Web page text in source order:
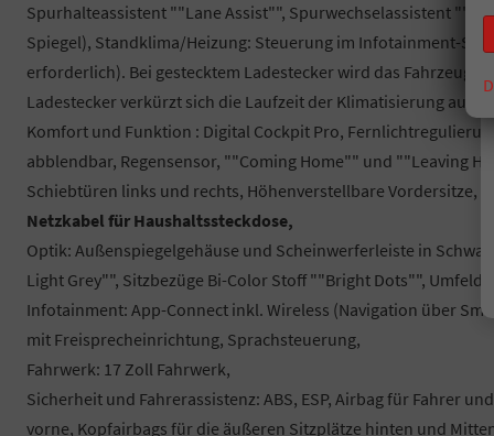
Spurhalteassistent ""Lane Assist"", Spurwechselassistent
Spiegel), Standklima/Heizung: Steuerung im Infotainment-
erforderlich). Bei gestecktem Ladestecker wird das Fahrzeug
Ladestecker verkürzt sich die Laufzeit der Klimatisierung auf
Komfort und Funktion : Digital Cockpit Pro,
abblendbar, Regensensor, ""Coming Home"" und ""Leaving
Schiebtüren links und rechts, Höhenverstellbare Vordersitze,
Netzkabel für Haushaltssteckdose,
Optik: Außenspiegelgehäuse und Scheinwerferleiste in
Light Grey"", Sitzbezüge Bi-Color Stoff ""Bright Dots"",
Infotainment: App-Connect inkl. Wireless (Navigation über
mit Freisprecheinrichtung, Sprachsteuerung,
Fahrwerk: 17 Zoll Fahrwerk,
Sicherheit und Fahrerassistenz: ABS, ESP, Airbag für Fahrer
vorne, Kopfairbags für die äußeren Sitzplätze hinten und